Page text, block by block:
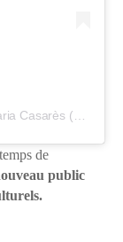
de
public